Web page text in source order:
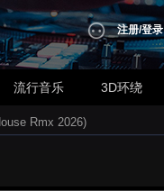
注册/登录
流行音乐 3D环绕
Rmx 2026)